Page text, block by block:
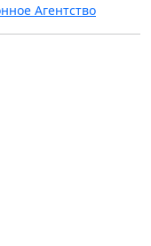
Агентство